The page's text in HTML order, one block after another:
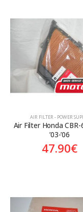
Προϊόν
Γνήσιο
AIR FILTER - POWER
Air Filter Honda CBR-
’03-’06
47.90€